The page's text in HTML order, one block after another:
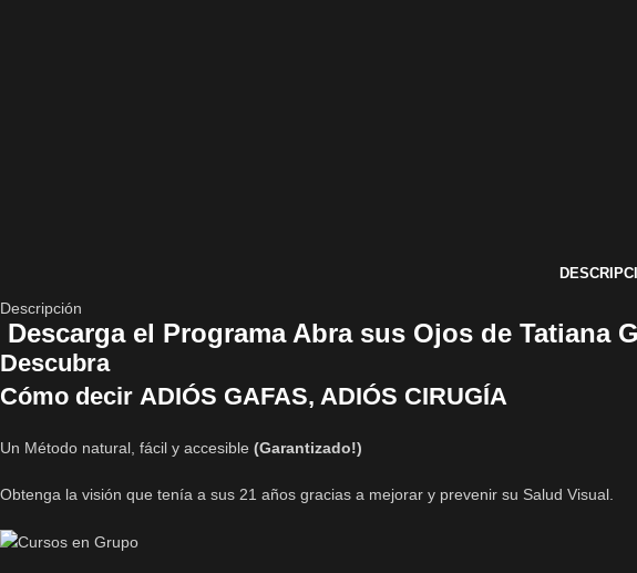
Descripción
Descarga el Programa Abra sus Ojos de Tatiana
Descubra
Cómo decir ADIÓS GAFAS, ADIÓS CIRUGÍA
Un Método natural, fácil y accesible (Garantizado!)
Obtenga la visión que tenía a sus 21 años gracias a mejorar y prevenir su Salud Visual.